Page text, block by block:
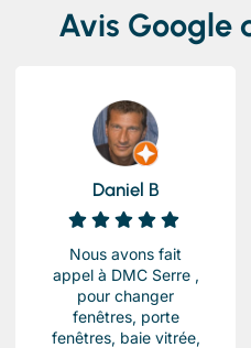
Avis Google
Daniel B
Nous avons fait
appel à DMC Serre ,
pour changer
fenêtres, porte
fenêtres, baie vitrée,